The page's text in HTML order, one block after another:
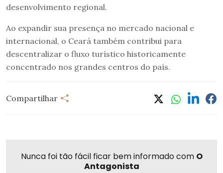
desenvolvimento regional.
Ao expandir sua presença no mercado nacional e
internacional, o Ceará também contribui para
descentralizar o fluxo turístico historicamente
concentrado nos grandes centros do país.
Compartilhar
Nunca foi tão fácil ficar bem informado com O
Antagonista